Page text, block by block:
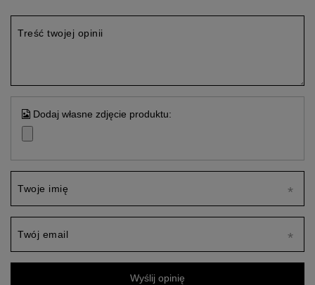
Treść twojej opinii
Dodaj własne zdjęcie produktu:
Twoje imię
Twój email
Wyślij opinię